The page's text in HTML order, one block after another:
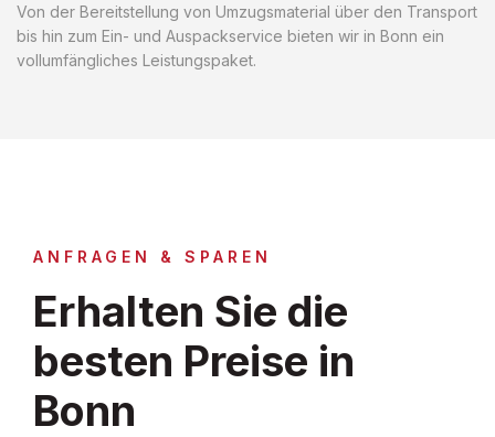
Von der Bereitstellung von Umzugsmaterial über den Transport
bis hin zum Ein- und Auspackservice bieten wir in Bonn ein
vollumfängliches Leistungspaket.
ANFRAGEN & SPAREN
Erhalten Sie die
besten Preise in
Bonn